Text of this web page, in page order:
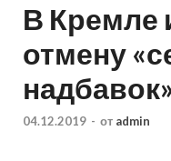
В Кремле
отмену
04.12.2019 - от admin